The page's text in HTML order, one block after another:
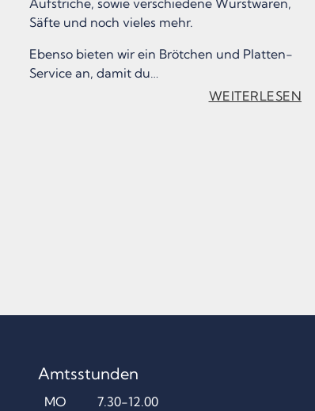
Aufstriche, sowie verschiedene Wurstwaren,
Säfte und noch vieles mehr.
Ebenso bieten wir ein Brötchen und Platten-
Service an, damit du…
WEITERLESEN
Amtsstunden
MO
7.30-12.00